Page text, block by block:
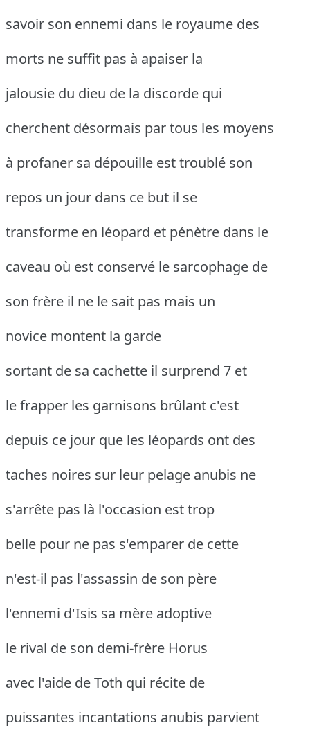
savoir son ennemi dans le royaume des
morts ne suffit pas à apaiser la
jalousie du dieu de la discorde qui
cherchent désormais par tous les moyens
à profaner sa dépouille est troublé son
repos un jour dans ce but il se
transforme en léopard et pénètre dans le
caveau où est conservé le sarcophage de
son frère il ne le sait pas mais un
novice montent la garde
sortant de sa cachette il surprend 7 et
le frapper les garnisons brûlant c'est
depuis ce jour que les léopards ont des
taches noires sur leur pelage anubis ne
s'arrête pas là l'occasion est trop
belle pour ne pas s'emparer de cette
n'est-il pas l'assassin de son père
l'ennemi d'Isis sa mère adoptive
le rival de son demi-frère Horus
avec l'aide de Toth qui récite de
puissantes incantations anubis parvient